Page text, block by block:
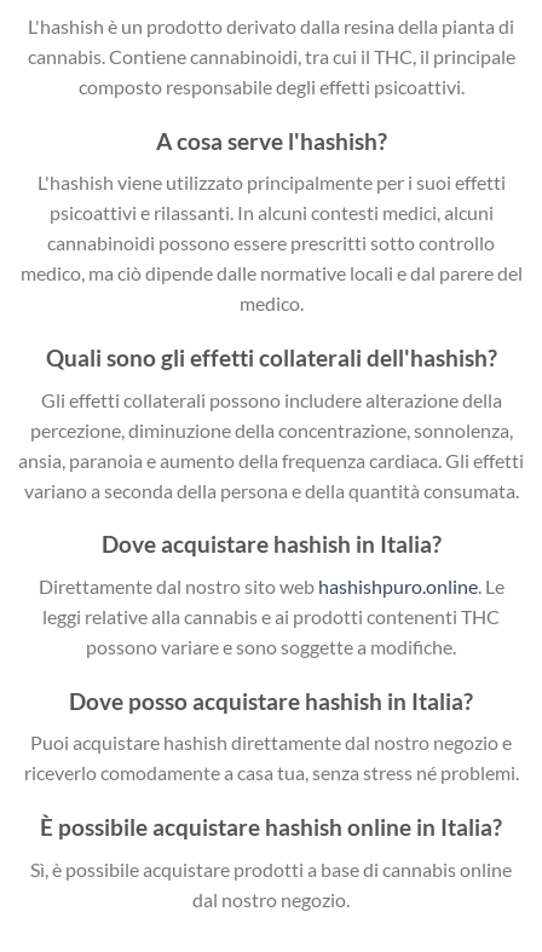
L'hashish è un prodotto derivato dalla resina della pianta di
cannabis. Contiene cannabinoidi, tra cui il THC, il principale
composto responsabile degli effetti psicoattivi.
A cosa serve l'hashish?
L'hashish viene utilizzato principalmente per i suoi effetti
psicoattivi e rilassanti. In alcuni contesti medici, alcuni
cannabinoidi possono essere prescritti sotto controllo
medico, ma ciò dipende dalle normative locali e dal parere del
medico.
Quali sono gli effetti collaterali dell'hashish?
Gli effetti collaterali possono includere alterazione della
percezione, diminuzione della concentrazione, sonnolenza,
ansia, paranoia e aumento della frequenza cardiaca. Gli effetti
variano a seconda della persona e della quantità consumata.
Dove acquistare hashish in Italia?
Direttamente dal nostro sito web hashishpuro.online. Le
leggi relative alla cannabis e ai prodotti contenenti THC
possono variare e sono soggette a modifiche.
Dove posso acquistare hashish in Italia?
Puoi acquistare hashish direttamente dal nostro negozio e
riceverlo comodamente a casa tua, senza stress né problemi.
È possibile acquistare hashish online in Italia?
Sì, è possibile acquistare prodotti a base di cannabis online
dal nostro negozio.